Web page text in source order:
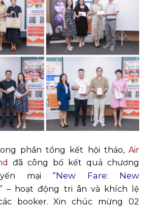
phần tổng kết hội thảo, Air
đã công bố kết quả chương
mại “New Fare: New
– hoạt động tri ân và khích lệ
booker. Xin chúc mừng 02